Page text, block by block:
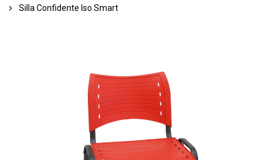
Silla Confidente Iso Smart